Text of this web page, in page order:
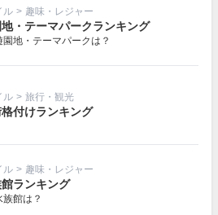
ル > 趣味・レジャー
・テーマパークランキング
園地・テーマパークは？
ル > 旅行・観光
付けランキング
ル > 趣味・レジャー
ランキング
館は？